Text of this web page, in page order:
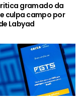
gramado da
culpa campo por
Labyad